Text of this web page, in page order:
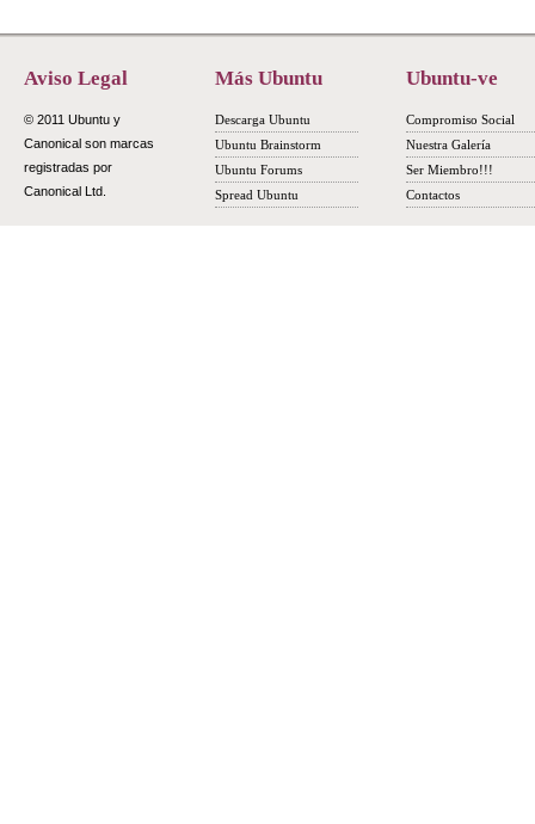
Aviso Legal
© 2011 Ubuntu y
Canonical son marcas
registradas por
Canonical Ltd.
Más Ubuntu
Descarga Ubuntu
Ubuntu Brainstorm
Ubuntu Forums
Spread Ubuntu
Ubuntu-ve
Compromiso Social
Nuestra Galería
Ser Miembro!!!
Contactos